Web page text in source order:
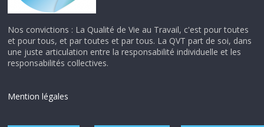
Nos convictions : La Qualité de Vie au Travail, c'est pour toutes
et pour tous, et par toutes et par tous. La QVT part de soi, dans
une juste articulation entre la responsabilité individuelle et les
responsabilités collectives.
Mention légales